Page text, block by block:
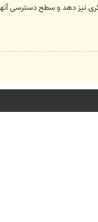
دهد و سطح دسترسی آنها